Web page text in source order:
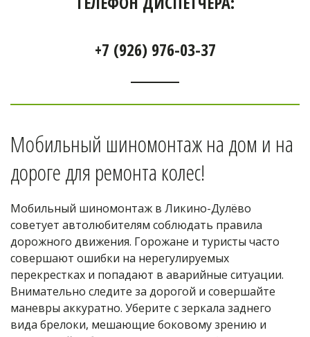
+7 (926) 976-03-37
Мобильный шиномонтаж на дом и на
дороге для ремонта колес!
Мобильный шиномонтаж в Ликино-Дулёво
советует автолюбителям соблюдать правила
дорожного движения. Горожане и туристы часто
совершают ошибки на нерегулируемых
перекрестках и попадают в аварийные ситуации.
Внимательно следите за дорогой и совершайте
маневры аккуратно. Уберите с зеркала заднего
вида брелоки, мешающие боковому зрению и